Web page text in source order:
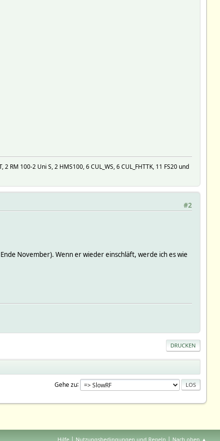
100-2 Uni S, 2 HMS100, 6 CUL_WS, 6 CUL_FHTTK, 11 FS20 und
#2
November). Wenn er wieder einschläft, werde ich es wie
DRUCKEN
Gehe zu
Hilfe | Nutzungsbedingungen und Regeln | Nach oben ▲